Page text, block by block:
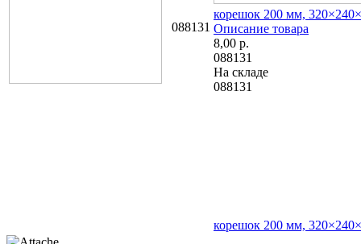
088131
корешок 200 мм,
Описание товара
8,00 р.
088131
На складе
088131
корешок 200 мм,